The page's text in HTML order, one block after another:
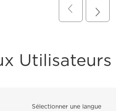
Utilisateurs
Sélectionner une langue